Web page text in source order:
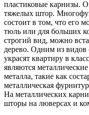
пластиковые карнизы.
тяжелых штор.
состоит в том, что его
тюль или для больших
строгий вид, можно
дерево. Одним из
украсят квартиру в
являются
металла, такие как
металлическая
На металлических
шторы на люверсах и